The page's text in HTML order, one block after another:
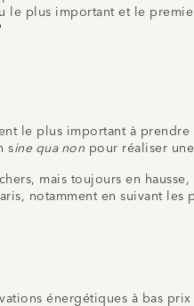
le plus important et le
le plus important à
sine qua non pour réaliser
mais toujours en
notamment en suivant
énergétiques à bas